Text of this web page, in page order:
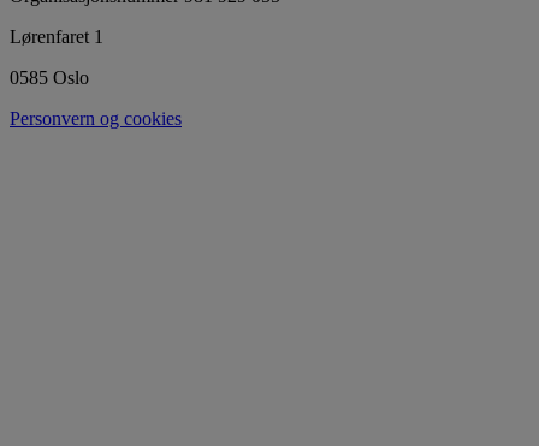
Lørenfaret 1
0585 Oslo
Personvern og cookies